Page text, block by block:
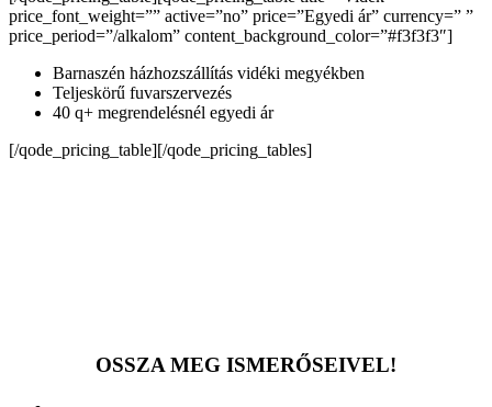
price_font_weight=”” active=”no” price=”Egyedi ár” currency=” ”
price_period=”/alkalom” content_background_color=”#f3f3f3″]
Barnaszén házhozszállítás vidéki megyékben
Teljeskörű fuvarszervezés
40 q+ megrendelésnél egyedi ár
[/qode_pricing_table][/qode_pricing_tables]
OSSZA MEG ISMERŐSEIVEL!